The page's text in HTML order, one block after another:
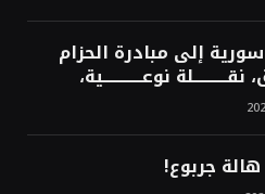
إلى مبادرة الحزام
نوعــــــــــــية،
تاريخية، نهائية، نحو
محسن
جربوع!